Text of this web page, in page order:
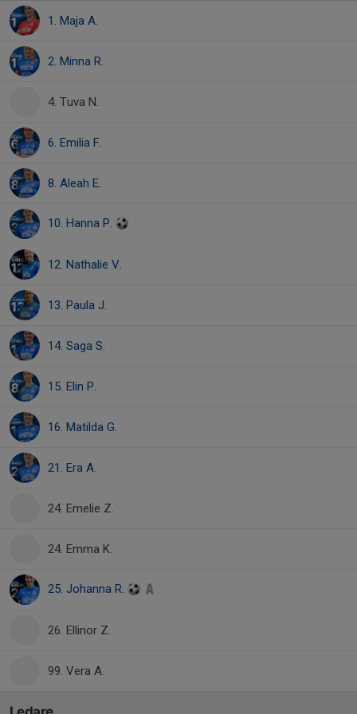
1. Maja A.
2. Minna R.
4. Tuva N.
6. Emilia F.
8. Aleah E.
10. Hanna P.
12. Nathalie V.
13. Paula J.
14. Saga S.
15. Elin P.
16. Matilda G.
21. Era A.
24. Emelie Z.
24. Emma K.
25. Johanna R.
26. Ellinor Z.
99. Vera A.